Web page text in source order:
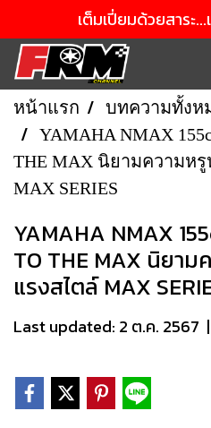
เต็มเปี่ยมด้วยสาระ
หน้าแรก บทความทั้งห
YAMAHA NMAX
THE MAX นิยามความห
MAX SERIES
YAMAHA NMAX
TO THE MAX นิยา
แรงสไตล์ MAX
Last updated: 2 ต.ค. 2567 |